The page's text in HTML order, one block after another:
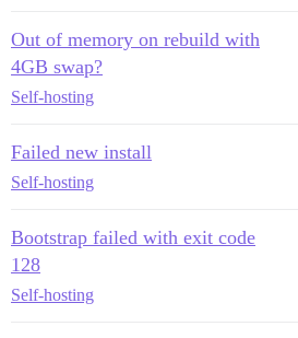
Out of memory on rebuild with
4GB swap?
Self-hosting
Failed new install
Self-hosting
Bootstrap failed with exit code
128
Self-hosting